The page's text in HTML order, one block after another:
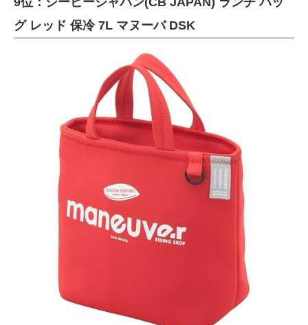
グ レッド 保冷 7L マヌーバ DSK